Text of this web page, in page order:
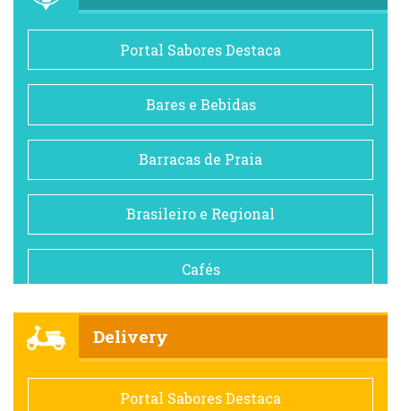
Portal Sabores Destaca
Bares e Bebidas
Barracas de Praia
Brasileiro e Regional
Cafés
Comida saudável
Delivery
Portal Sabores Destaca